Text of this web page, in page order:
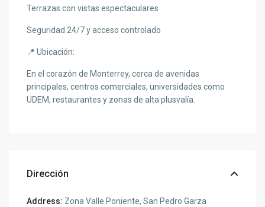
Terrazas con vistas espectaculares
Seguridad 24/7 y acceso controlado
📍 Ubicación:
En el corazón de Monterrey, cerca de avenidas
principales, centros comerciales, universidades como
UDEM, restaurantes y zonas de alta plusvalía.
Dirección
Address: Zona Valle Poniente, San Pedro Garza